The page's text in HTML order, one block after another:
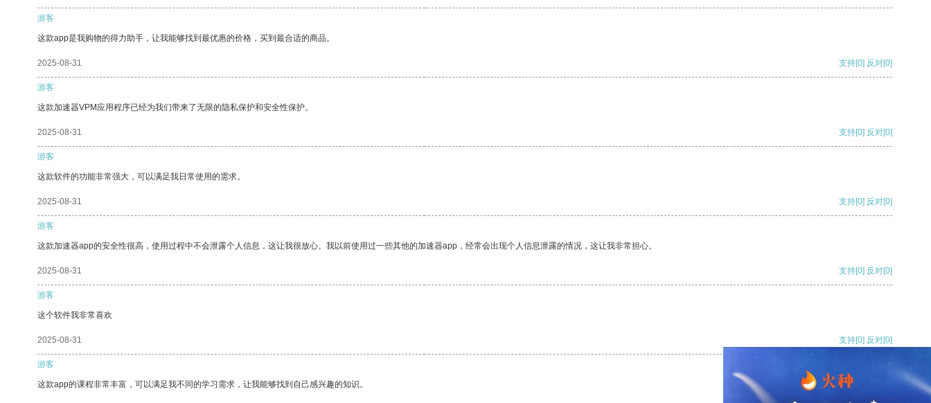
游客
这款app是我购物的得力助手，让我能够找到最优惠的价格，买到最合适的商品。
2025-08-31 支持[0] 反对[0]
游客
这款加速器VPM应用程序已经为我们带来了无限的隐私保护和安全性保护。
2025-08-31 支持[0] 反对[0]
游客
这款软件的功能非常强大，可以满足我日常使用的需求。
2025-08-31 支持[0] 反对[0]
游客
这款加速器app的安全性很高，使用过程中不会泄露个人信息，这让我很放心。我以前使用过一些其他的加速器app，经常会出现个人信息泄露的情况，这让我非常担心。
2025-08-31 支持[0] 反对[0]
游客
这个软件我非常喜欢
2025-08-31 支持[0] 反对[0]
游客
这款app的课程非常丰富，可以满足我不同的学习需求，让我能够找到自己感兴趣的知识。